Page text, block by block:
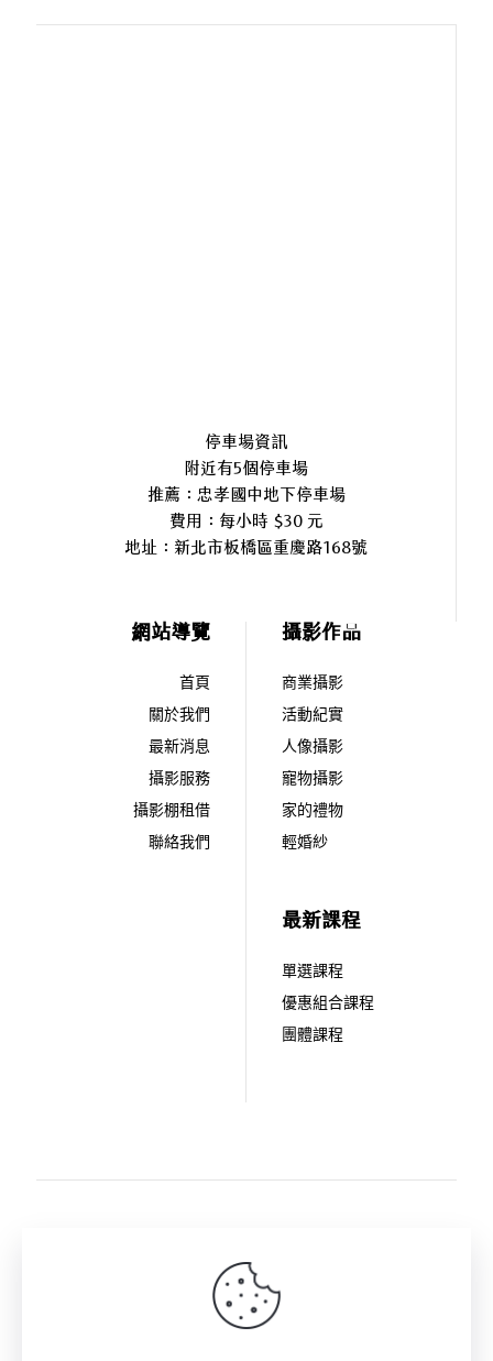
停車場資訊
附近有5個停車場
推薦：忠孝國中地下停車場
費用：每小時 $30 元
地址： 新北市板橋區重慶路168號
網站導覽
首頁
關於我們
最新消息
攝影服務
攝影棚租借
聯絡我們
攝影作品
商業攝影
活動紀實
人像攝影
寵物攝影
家的禮物
輕婚紗
最新課程
單選課程
優惠組合課程
團體課程